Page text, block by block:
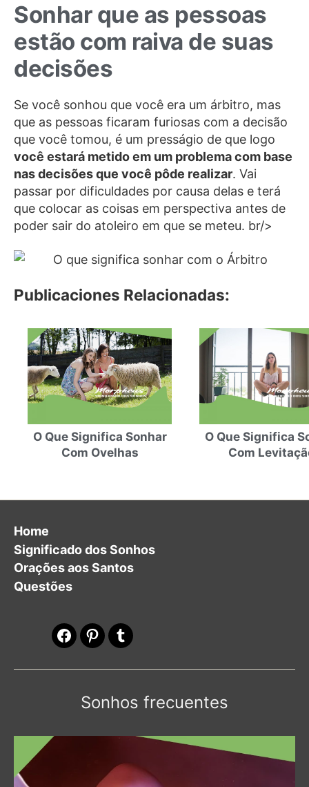
Sonhar que as pessoas
estão com raiva de suas
decisões
Se você sonhou que você era um árbitro, mas
que as pessoas ficaram furiosas com a decisão
que você tomou, é um presságio de que logo
você estará metido em um problema com base
nas decisões que você pôde realizar. Vai
passar por dificuldades por causa delas e terá
que colocar as coisas em perspectiva antes de
poder sair do atoleiro em que se meteu. br/>
Publicaciones Relacionadas:
O Que Significa Sonhar
Com Ovelhas
O Que Significa
Com
Home
Significado dos Sonhos
Orações aos Santos
Questões
Facebook
PinterestTumblr
Sonhos frecuentes